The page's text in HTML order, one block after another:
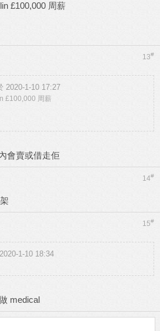
£100,000 周薪
13#
2020-1-10 17:27
£100,000 周薪
會賣或借走佢
14#
15#
1-10 18:34
medical